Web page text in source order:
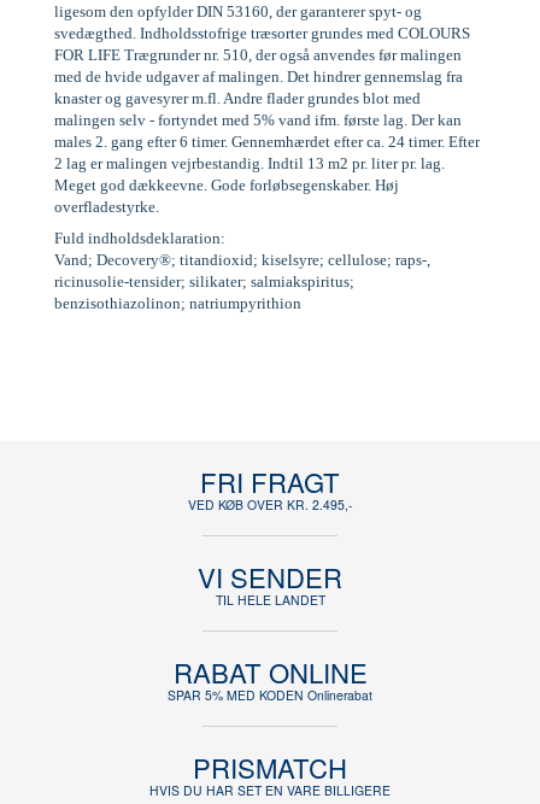
ligesom den opfylder DIN 53160, der garanterer spyt- og
svedægthed. Indholdsstofrige træsorter grundes med COLOURS
FOR LIFE Trægrunder nr. 510, der også anvendes før malingen
med de hvide udgaver af malingen. Det hindrer gennemslag fra
knaster og gavesyrer m.fl. Andre flader grundes blot med
malingen selv - fortyndet med 5% vand ifm. første lag. Der kan
males 2. gang efter 6 timer. Gennemhærdet efter ca. 24 timer. Efter
2 lag er malingen vejrbestandig. Indtil 13 m2 pr. liter pr. lag.
Meget god dækkeevne. Gode forløbsegenskaber. Høj
overfladestyrke.
Fuld indholdsdeklaration:
Vand; Decovery®; titandioxid; kiselsyre; cellulose; raps-,
ricinusolie-tensider; silikater; salmiakspiritus;
benzisothiazolinon; natriumpyrithion
FRI FRAGT
VED KØB OVER KR. 2.495,-
VI SENDER
TIL HELE LANDET
RABAT ONLINE
SPAR 5% MED KODEN Onlinerabat
PRISMATCH
HVIS DU HAR SET EN VARE BILLIGERE